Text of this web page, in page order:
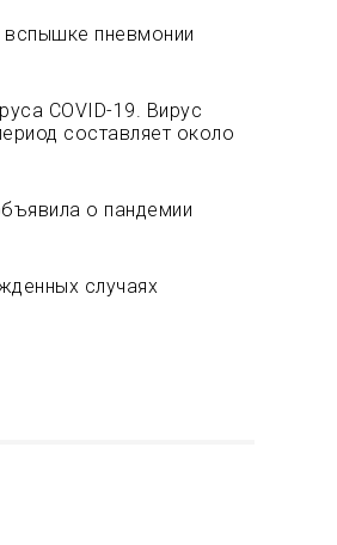
пневмонии
COVID-19. Вирус
составляет около
о пандемии
случаях